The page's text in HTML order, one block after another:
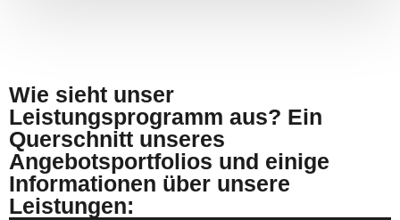
Wie sieht unser
Leistungsprogramm aus? Ein
Querschnitt unseres
Angebotsportfolios und einige
Informationen über unsere
Leistungen: